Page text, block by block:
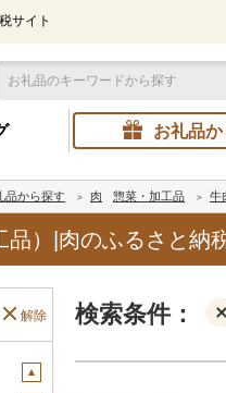
サイト
お礼品
品から探す 肉 惣菜・加工品 牛
品）|肉のふるさと納
解除 検索条件：